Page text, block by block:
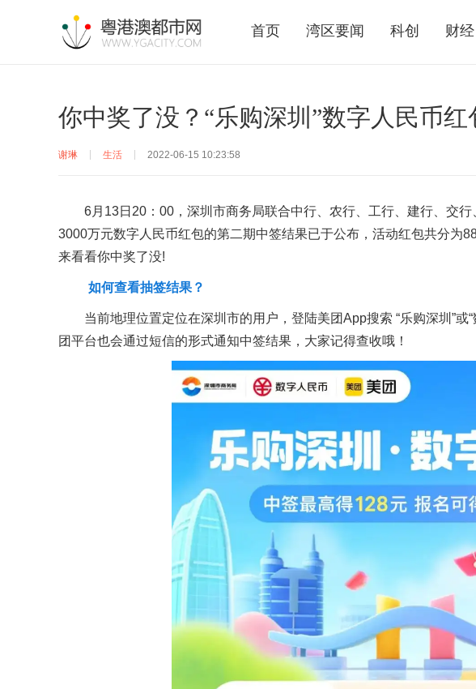
首页 湾区要闻 科创 财经
你中奖了没？“乐购深圳”数字人民币
谢琳 生活 2022-06-15 10:23:58
6月13日20：00， 深圳市商务局联合中行、农行、工行、建行、 交行
3000万元数字人民币红包的第二期中签结果已于公布， 活动红包共分为
来看看你中奖了没!
如何查看抽签结果？
当前地理位置定位在深圳市的用户，登陆美团App搜索 “乐购深圳”
团平台也会通过短信的形式通知中签结果，大家记得查收哦！